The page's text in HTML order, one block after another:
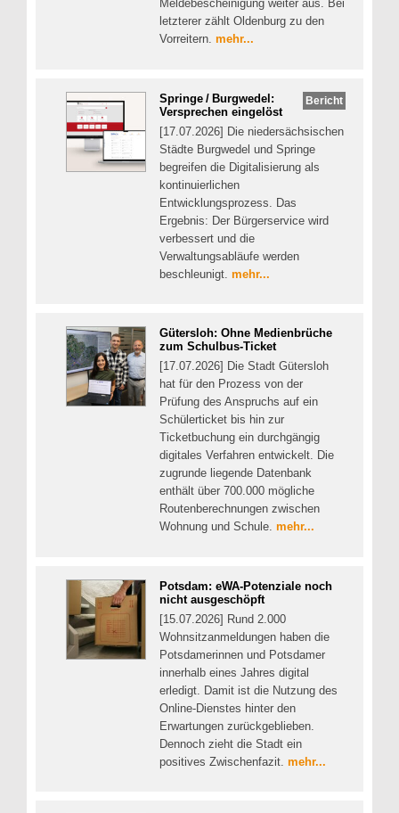
Meldebescheinigung weiter aus. Bei
letzterer zählt Oldenburg zu den
Vorreitern. mehr...
Bericht
Springe / Burgwedel:
Versprechen eingelöst
[17.07.2026] Die niedersächsischen
Städte Burgwedel und Springe
begreifen die Digitalisierung als
kontinuierlichen
Entwicklungsprozess. Das
Ergebnis: Der Bürgerservice wird
verbessert und die
Verwaltungsabläufe werden
beschleunigt. mehr...
Gütersloh: Ohne Medienbrüche
zum Schulbus-Ticket
[17.07.2026] Die Stadt Gütersloh
hat für den Prozess von der
Prüfung des Anspruchs auf ein
Schülerticket bis hin zur
Ticketbuchung ein durchgängig
digitales Verfahren entwickelt. Die
zugrunde liegende Datenbank
enthält über 700.000 mögliche
Routenberechnungen zwischen
Wohnung und Schule. mehr...
Potsdam: eWA-Potenziale noch
nicht ausgeschöpft
[15.07.2026] Rund 2.000
Wohnsitzanmeldungen haben die
Potsdamerinnen und Potsdamer
innerhalb eines Jahres digital
erledigt. Damit ist die Nutzung des
Online-Dienstes hinter den
Erwartungen zurückgeblieben.
Dennoch zieht die Stadt ein
positives Zwischenfazit. mehr...